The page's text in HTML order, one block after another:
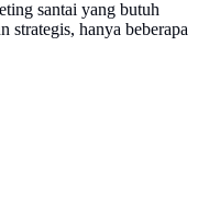
santai yang butuh
strategis, hanya beberapa